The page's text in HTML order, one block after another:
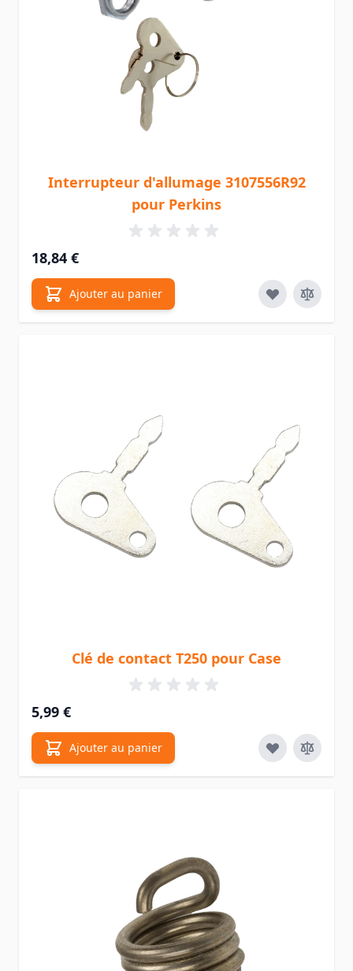
Interrupteur d'allumage 3107556R92
pour Perkins
18,84 €
Ajouter au panier
Clé de contact T250 pour Case
5,99 €
Ajouter au panier